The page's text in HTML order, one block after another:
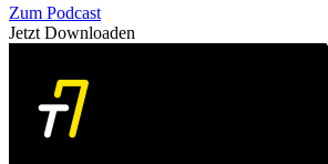
Zum Podcast
Jetzt Downloaden